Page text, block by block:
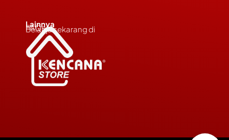
Lainnya
FAQs
Belanja sekarang di